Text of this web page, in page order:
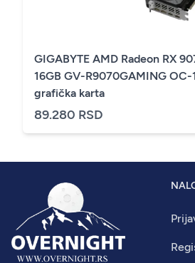
GIGABYTE AMD Radeon RX
16GB GV-R9070GAMING OC-
grafička karta
89.280 RSD